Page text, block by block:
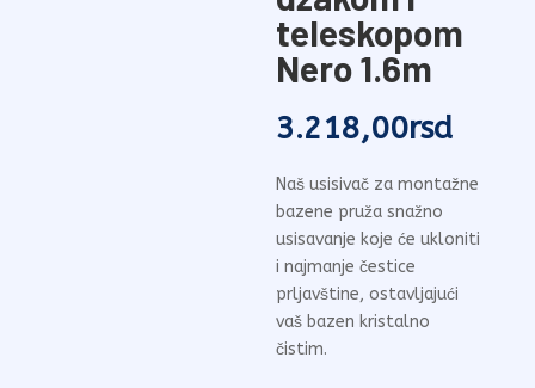
teleskopom
Nero 1.6m
3.218,00rsd
Naš usisivač za montažne
bazene pruža snažno
usisavanje koje će ukloniti
i najmanje čestice
prljavštine, ostavljajući
vaš bazen kristalno
čistim.